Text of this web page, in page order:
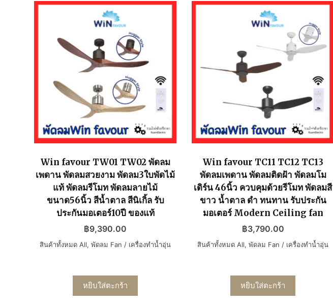
Win favour TW01 TW02 พัดลม
เพดาน พัดลมสวยงาม พัดลม3ใบพัดไม้
แท้ พัดลมรีโมท พัดลมลายไม้
ขนาด56นิ้ว สีน้ำตาล สีนิเกิ้ล รับ
ประกันมอเตอร์10ปี ของแท้
฿9,390.00
สินค้าทั้งหมด All,พัดลม Fan / เครื่องทำน้ำอุ่น
หยิบใส่ตะกร้า
Win favour TC11 TC12 TC13
พัดลมเพดาน พัดลมติดฝ้า พัดลมโม
เดิร์น 46นิ้ว ควบคุมด้วยรีโมท พัดลมสี
ขาว น้ำตาล ดำ ทนทาน รับประกัน
มอเตอร์ Modern Ceiling fan
฿3,790.00
สินค้าทั้งหมด All,พัดลม Fan / เครื่องทำน้ำอุ่น
หยิบใส่ตะกร้า